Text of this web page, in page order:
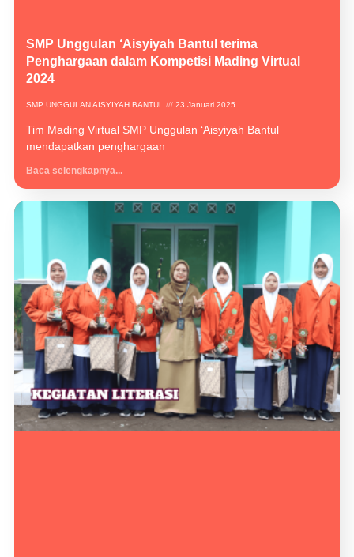
SMP Unggulan ‘Aisyiyah Bantul terima
Penghargaan dalam Kompetisi Mading Virtual
2024
SMP UNGGULAN AISYIYAH BANTUL 23 Januari 2025
Tim Mading Virtual SMP Unggulan ‘Aisyiyah Bantul
mendapatkan penghargaan
Baca selengkapnya...